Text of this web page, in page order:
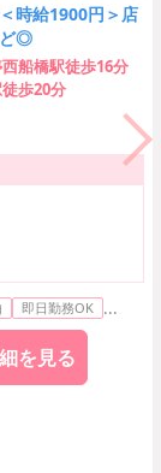
時給1900円＞店
ど◎
船橋駅徒歩16分
歩20分
即日勤務OK ...
を見る